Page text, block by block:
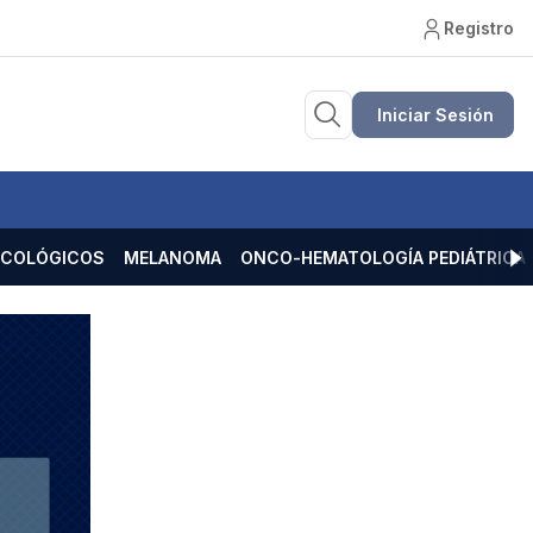
Registro
Iniciar Sesión
MELANOMA ONCO-HEMATOLOGÍA PEDIÁTRICA